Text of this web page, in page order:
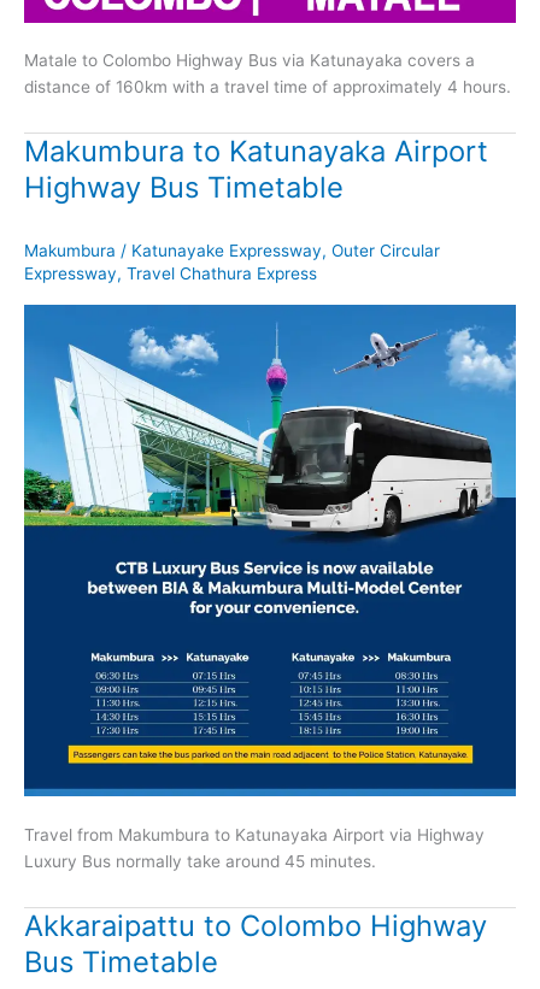
Matale to Colombo Highway Bus via Katunayaka covers a
distance of 160km with a travel time of approximately 4 hours.
Makumbura to Katunayaka Airport
Highway Bus Timetable
Makumbura / Katunayake Expressway, Outer Circular
Expressway, Travel Chathura Express
Travel from Makumbura to Katunayaka Airport via Highway
Luxury Bus normally take around 45 minutes.
Akkaraipattu to Colombo Highway
Bus Timetable